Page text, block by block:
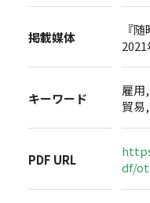
掲載媒体
『
キーワード
雇用
貿易
PDF URL
df/